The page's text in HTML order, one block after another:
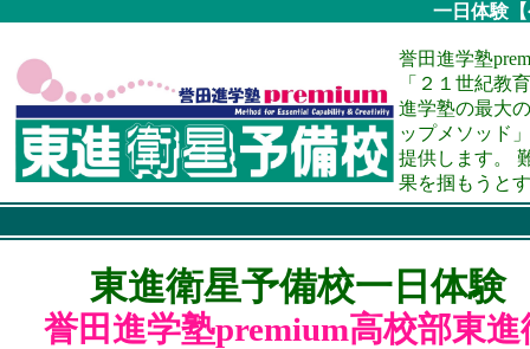
一日体験
誉田進学塾
「２１世紀教
進学塾の最大
ップメソッド
提供します。
果を掴もうと
東進衛星予備校一日体験
誉田進学塾premium高校部東